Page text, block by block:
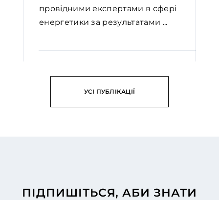
провідними експертами в сфері
енергетики за результатами ...
УСІ ПУБЛІКАЦІЇ
ПІДПИШІТЬСЯ, АБИ ЗНАТИ